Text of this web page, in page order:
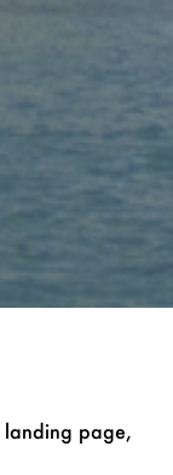
landing page,